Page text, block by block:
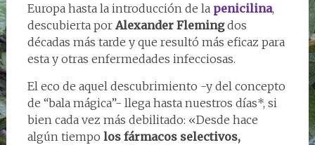
Europa hasta la introducción de la penicilina,
descubierta por Alexander Flemingdos
décadas más tarde y que resultó más eficaz para
esta y otras enfermedades infecciosas.
El eco de aquel descubrimiento -y del concepto
de “bala mágica”- llega hasta nuestros días*, si
bien cada vez más debilitado: «Desde hace
algún tiempo los fármacos selectivos,